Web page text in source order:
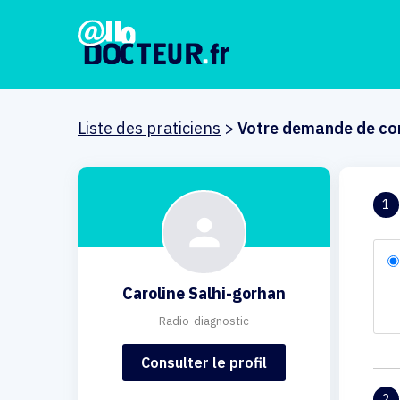
Liste des praticiens > Votre demande de
Caroline Salhi-gorhan
Radio-diagnostic
Consulter le profil
1